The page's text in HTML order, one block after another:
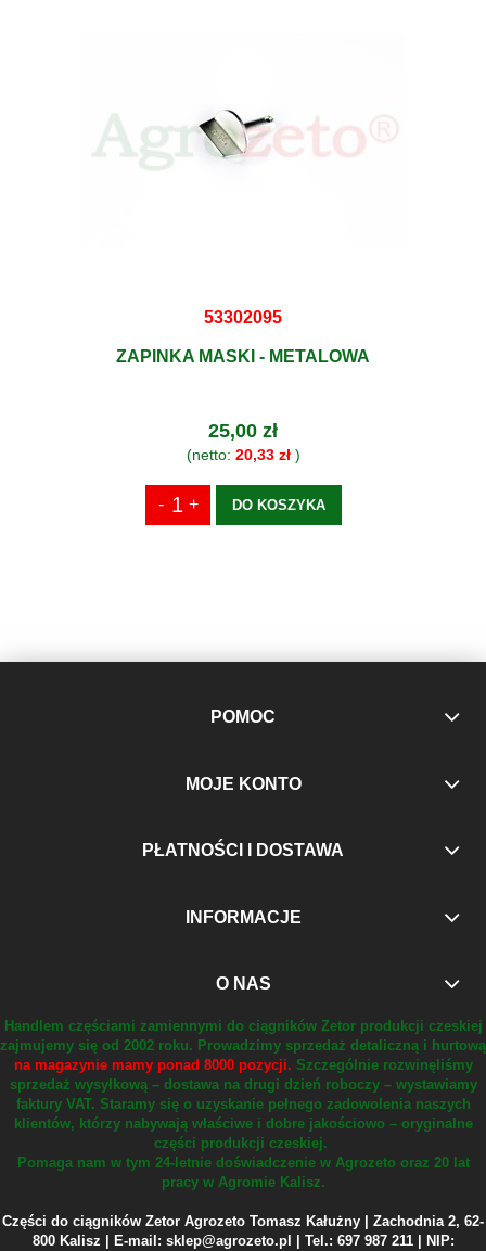
53302095
ZAPINKA MASKI - METALOWA
25,00 zł
(netto: 20,33 zł)
DO KOSZYKA
POMOC
MOJE KONTO
PŁATNOŚCI I DOSTAWA
INFORMACJE
O NAS
Handlem częściami zamiennymi do ciągników Zetor produkcji czeskiej
zajmujemy się od 2002 roku. Prowadzimy sprzedaż detaliczną i hurtową
na magazynie mamy ponad 8000 pozycji. Szczególnie rozwinęliśmy
sprzedaż wysyłkową – dostawa na drugi dzień roboczy – wystawiamy
faktury VAT. Staramy się o uzyskanie pełnego zadowolenia naszych
klientów, którzy nabywają właściwe i dobre jakościowo – oryginalne
części produkcji czeskiej.
Pomaga nam w tym 24-letnie doświadczenie w Agrozeto oraz 20 lat
pracy w Agromie Kalisz.
Części do ciągników Zetor Agrozeto Tomasz Kałużny | Zachodnia 2, 62-
800 Kalisz | E-mail: sklep@agrozeto.pl | Tel.: 697 987 211 | NIP: